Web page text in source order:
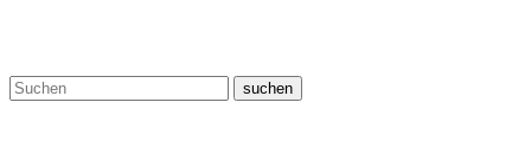
suchen